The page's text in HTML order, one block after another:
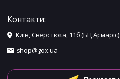
Контакти:
Київ, Сверстюка, 11б (БЦ Армаріс)
shop@gox.ua